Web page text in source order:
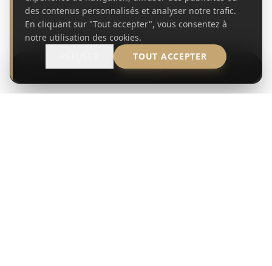
Propriétés
des contenus personnalisés et analyser notre trafic.
En cliquant sur "Tout accepter", vous consentez à
notre utilisation des cookies.
TOUT ACCEPTER